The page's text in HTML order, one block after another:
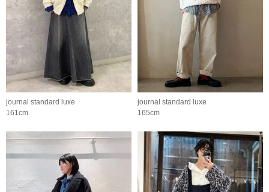
journal standard luxe
161cm
journal standard luxe
165cm